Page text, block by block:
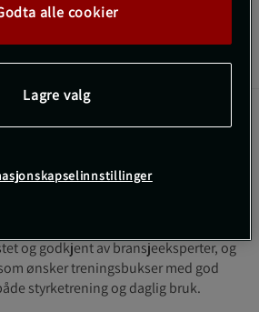
(1)
fra GASP er treningsbukser for gym og
materiale med en komfortabel
og godkjent av bransjeeksperter, og
ønsker treningsbukser med god
styrketrening og daglig bruk.
alle cookier
Lagre valg